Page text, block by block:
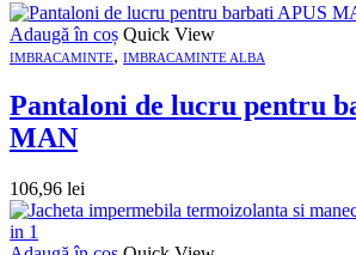
Adaugă în coș Quick View
IMBRACAMINTE, IMBRACAMINTE ALBA
Pantaloni de lucru pentru
MAN
106,96 lei